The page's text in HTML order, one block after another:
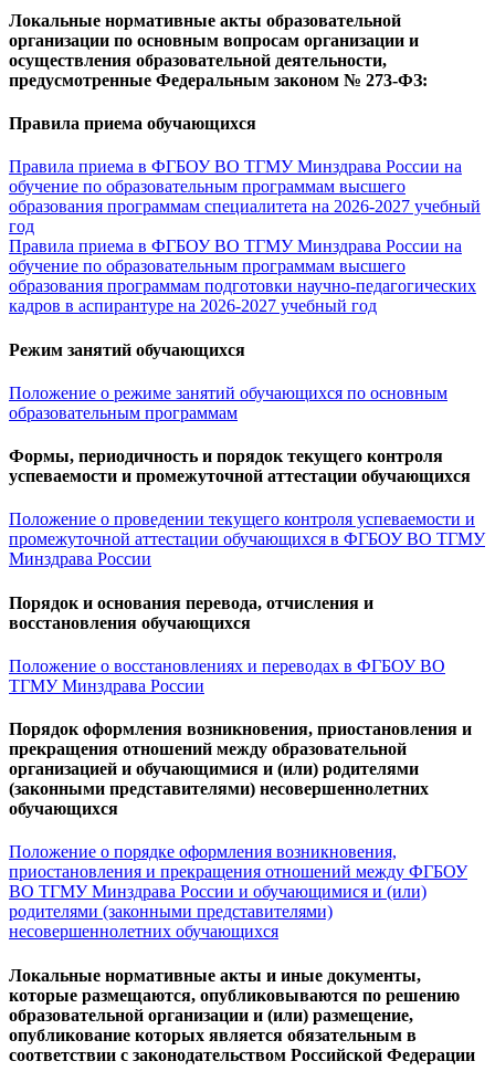
Локальные нормативные акты образовательной
организации по основным вопросам организации и
осуществления образовательной деятельности,
предусмотренные Федеральным законом № 273-ФЗ:
Правила приема обучающихся
Правила приема в ФГБОУ ВО ТГМУ Минздрава России на
обучение по образовательным программам высшего
образования программам специалитета на 2026-2027 учебный
год
Правила приема в ФГБОУ ВО ТГМУ Минздрава России на
обучение по образовательным программам высшего
образования программам подготовки научно-педагогических
кадров в аспирантуре на 2026-2027 учебный год
Режим занятий обучающихся
Положение о режиме занятий обучающихся по основным
образовательным программам
Формы, периодичность и порядок текущего контроля
успеваемости и промежуточной аттестации обучающихся
Положение о проведении текущего контроля успеваемости и
промежуточной аттестации обучающихся в ФГБОУ ВО ТГМУ
Минздрава России
Порядок и основания перевода, отчисления и
восстановления обучающихся
Положение о восстановлениях и переводах в ФГБОУ ВО
ТГМУ Минздрава России
Порядок оформления возникновения, приостановления и
прекращения отношений между образовательной
организацией и обучающимися и (или) родителями
(законными представителями) несовершеннолетних
обучающихся
Положение о порядке оформления возникновения,
приостановления и прекращения отношений между ФГБОУ
ВО ТГМУ Минздрава России и обучающимися и (или)
родителями (законными представителями)
несовершеннолетних обучающихся
Локальные нормативные акты и иные документы,
которые размещаются, опубликовываются по решению
образовательной организации и (или) размещение,
опубликование которых является обязательным в
соответствии с законодательством Российской Федерации